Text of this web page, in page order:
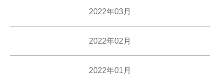
2022年03月
2022年02月
2022年01月